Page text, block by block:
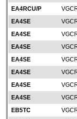
EA4RCU/P
EA4SE
EA4SE
EA4SE
EA4SE
EA4SE
EA4SE
EA4SE
EB5TC